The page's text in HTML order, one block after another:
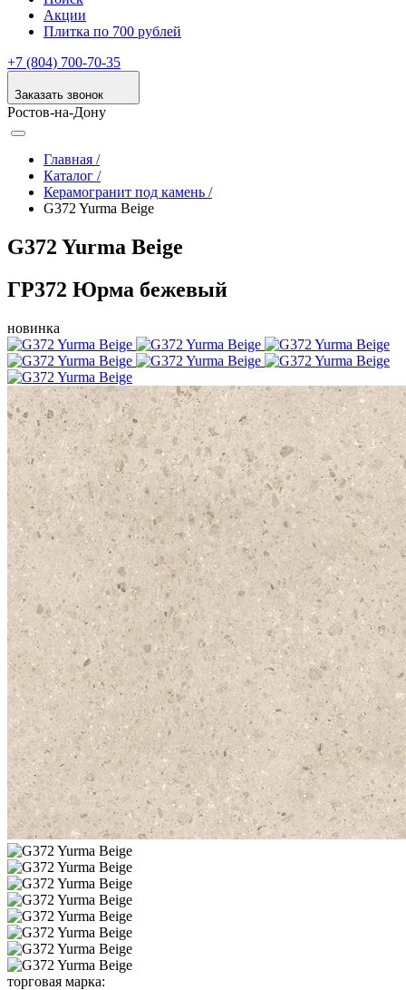
Акции
Плитка по 700 рублей
+7 (804) 700-70-35
Заказать звонок
Ростов-на-Дону
Главная /
Каталог /
Керамогранит под камень /
G372 Yurma Beige
G372 Yurma Beige
ГР372 Юрма бежевый
новинка
торговая марка: